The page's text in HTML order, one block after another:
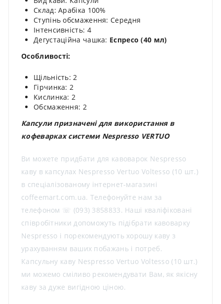
Склад: Арабіка 100%
Ступінь обсмаження: Середня
Інтенсивність: 4
Дегустаційна чашка: Еспресо (40 мл)
Особливості:
Щільність: 2
Гірчинка: 2
Кислинка: 2
Обсмаження: 2
Капсули призначені для використання в
кофеварках системи Nespresso VERTUO
Ви можете придбати для кавоварок Nespresso
каву в капсулах Nespresso Vertuo Voltesso (10 шт.)
в спеціалізованому інтернет-магазині
coffeemart.com.ua. Телефонуйте нам за
телефоном ☏ (093) 3858833. Наші кваліфіковані
співробітники допоможуть підібрати кавоварку
Nespresso і порекомендують хорошу каву з
урахуванням ваших побажань і потреб.
Капсульну каву Nespresso Vertuo Voltesso (10 шт.)
ми можемо сміливо рекомендувати Вам, як якісну
каву за дуже вигідною ціною.